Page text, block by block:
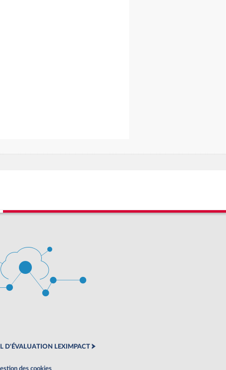
D'ÉVALUATION LEXIMPACT
des cookies